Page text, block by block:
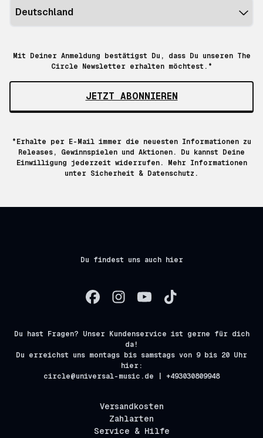
Mit Deiner Anmeldung bestätigst Du, dass Du unseren The
Circle Newsletter erhalten möchtest.*
JETZT ABONNIEREN
*Erhalte per E-Mail immer die neuesten Informationen zu
Releases, Gewinnspielen und Aktionen. Du kannst Deine
Einwilligung jederzeit widerrufen. Mehr Informationen
unter Sicherheit & Datenschutz.
Du findest uns auch hier
Du hast Fragen? Unser Kundenservice ist gerne für dich
da!
Du erreichst uns montags bis samstags von 9 bis 20 Uhr
hier:
circle@universal-music.de | +493030809948
Versandkosten
Zahlarten
Service & Hilfe